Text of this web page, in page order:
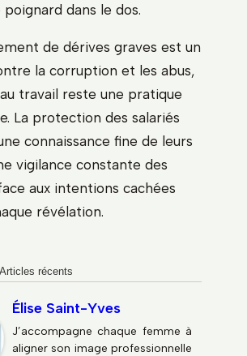
dans le dos.
de dérives graves est un
la corruption et les abus,
travail reste une pratique
La protection des salariés
connaissance fine de leurs
vigilance constante des
aux intentions cachées
révélation.
Articles récents
Élise Saint-Yves
J’accompagne chaque femme à
aligner son image professionnelle